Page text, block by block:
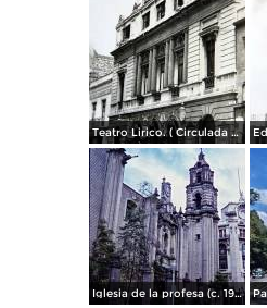
Teatro Lirico. ( Circulada el 1 de Agosto de 1926 ).
Iglesia de la profesa (c. 1950)